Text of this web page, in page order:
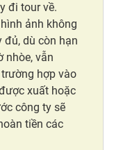
đi tour về.
ảnh không
đủ, dù còn hạn
nhòe, vẫn
hợp vào
xuất hoặc
công ty sẽ
tiền các